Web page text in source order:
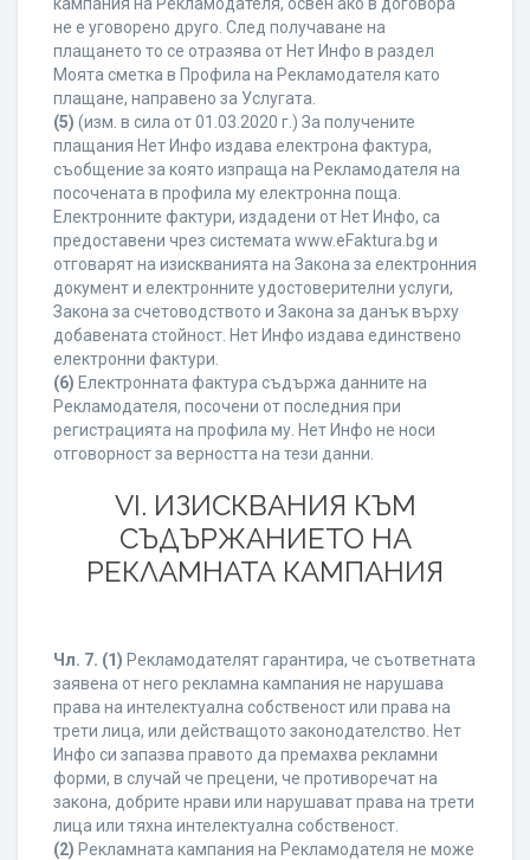
не е уговорено друго. След получаване на
плащането то се отразява от Нет Инфо в раздел
Моята сметка в Профила на Рекламодателя като
плащане, направено за Услугата.
(5) (изм. в сила от 01.03.2020 г.) За получените
плащания Нет Инфо издава електрона фактура,
съобщение за която изпраща на Рекламодателя на
посочената в профила му електронна поща.
Електронните фактури, издадени от Нет Инфо, са
предоставени чрез системата www.eFaktura.bg и
отговарят на изискванията на Закона за електронния
документ и електронните удостоверителни услуги,
Закона за счетоводството и Закона за данък върху
добавената стойност. Нет Инфо издава единствено
електронни фактури.
(6) Електронната фактура съдържа данните на
Рекламодателя, посочени от последния при
регистрацията на профила му. Нет Инфо не носи
отговорност за верността на тези данни.
VI. ИЗИСКВАНИЯ КЪМ
СЪДЪРЖАНИЕТО НА
РЕКЛАМНАТА КАМПАНИЯ
Чл. 7. (1) Рекламодателят гарантира, че съответната
заявена от него рекламна кампания не нарушава
права на интелектуална собственост или права на
трети лица, или действащото законодателство. Нет
Инфо си запазва правото да премахва рекламни
форми, в случай че прецени, че противоречат на
закона, добрите нрави или нарушават права на трети
лица или тяхна интелектуална собственост.
(2) Рекламната кампания на Рекламодателя не може